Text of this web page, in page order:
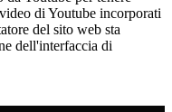
di Youtube incorporati
del sito web sta
dell'interfaccia di